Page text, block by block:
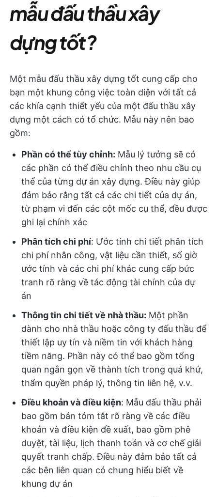
mẫu đấu thầu xây
dựng tốt?
Một mẫu đấu thầu xây dựng tốt cung cấp cho
bạn một khung công việc toàn diện với tất cả
các khía cạnh thiết yếu của một đấu thầu xây
dựng một cách có tổ chức. Mẫu này nên bao
gồm:
Phần có thể tùy chỉnh: Mẫu lý tưởng sẽ có
các phần có thể điều chỉnh theo nhu cầu cụ
thể của từng dự án xây dựng. Điều này giúp
đảm bảo rằng tất cả các chi tiết của dự án,
từ phạm vi đến các cột mốc cụ thể, đều được
ghi lại chính xác
Phân tích chi phí: Ước tính chi tiết phân tích
chi phí nhân công, vật liệu cần thiết, số giờ
ước tính và các chi phí khác cung cấp bức
tranh rõ ràng về tác động tài chính của dự
án
Thông tin chi tiết về nhà thầu: Một phần
dành cho nhà thầu hoặc công ty đấu thầu để
thiết lập uy tín và niềm tin với khách hàng
tiềm năng. Phần này có thể bao gồm tổng
quan ngắn gọn về thành tích trong quá khứ,
thẩm quyền pháp lý, thông tin liên hệ, v.v.
Điều khoản và điều kiện: Mẫu đấu thầu phải
bao gồm bản tóm tắt rõ ràng về các điều
khoản và điều kiện đề xuất, bao gồm phê
duyệt, tài liệu, lịch thanh toán và cơ chế giải
quyết tranh chấp. Điều này đảm bảo tất cả
các bên liên quan có chung hiểu biết về
khung dự án